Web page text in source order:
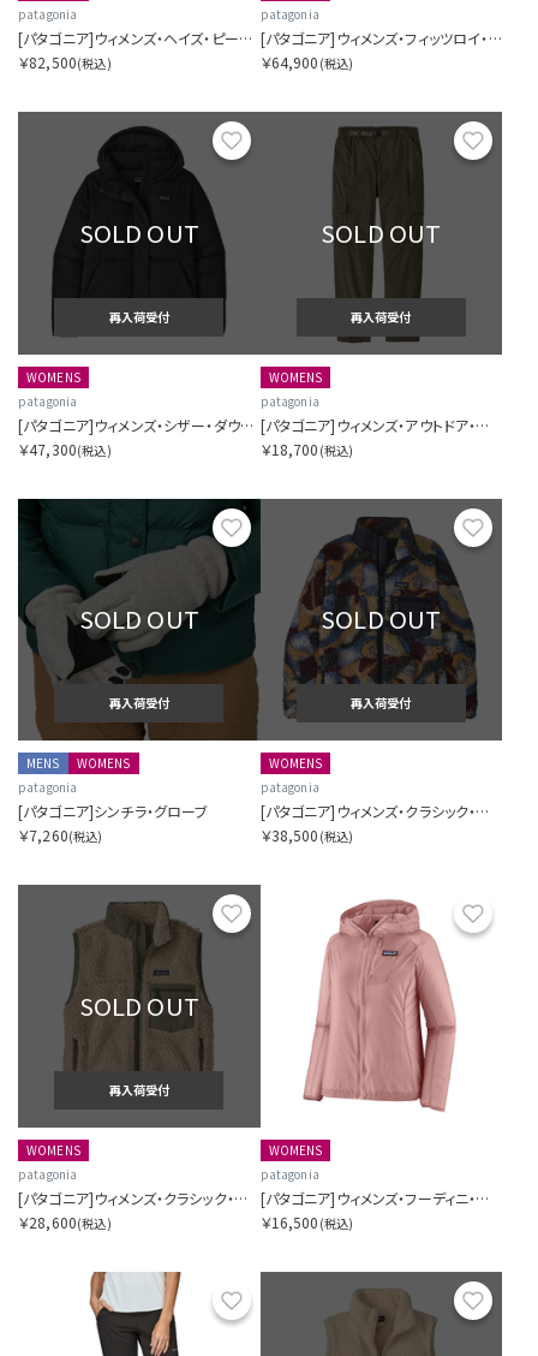
patagonia
[パタゴニア]ウィメンズ・ヘイズ・ピーク・スリーインワン・パーカ
￥82,500(税込)
patagonia
[パタゴニア]ウィメンズ・フィッツロイ・ダウン・パーカ
￥64,900 (税込)
お気に入り
SOLD OUT
再入荷受付
WOMENS
patagonia
[パタゴニア]ウィメンズ・シザー・ダウン・フーディ・ジャケット
￥47,300(税込)
SOLD OUT
再入荷受付
WOMENS
patagonia
[パタゴニア]ウィメンズ・アウトドア・エブリデー・カーゴ・パンツ
￥18,700 (税込)
お気に入り
SOLD OUT
再入荷受付
MENS
WOMENS
patagonia
[パタゴニア]シンチラ・グローブ
￥7,260(税込)
SOLD OUT
再入荷受付
WOMENS
patagonia
[パタゴニア]ウィメンズ・クラシック・レトロX・ジャケット
￥38,500 (税込)
お気に入り
SOLD OUT
再入荷受付
WOMENS
patagonia
[パタゴニア]ウィメンズ・クラシック・レトロX・ベスト
￥28,600(税込)
WOMENS
patagonia
[パタゴニア]ウィメンズ・フーディニ・ジャケット
￥16,500 (税込)
お気に入り